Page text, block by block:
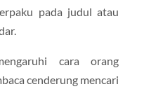
pada judul atau
cara orang
cenderung mencari